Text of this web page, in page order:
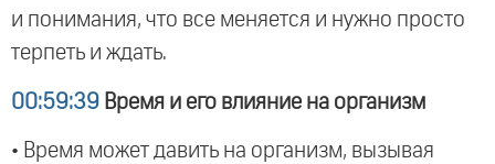
и понимания, что все меняется и нужно просто
терпеть и ждать.
00:59:39 Время и его влияние на организм
• Время может давить на организм, вызывая